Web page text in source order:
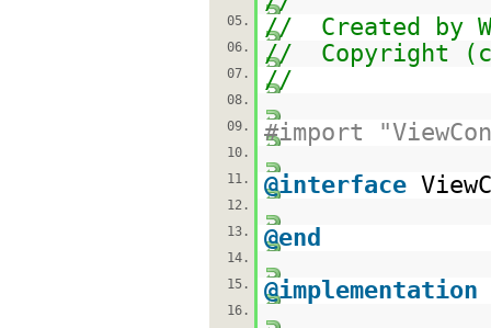
05. // Created by
06. // Copyright
07. //
08.
09.
#import
10.
11.
@interface
12.
13.
@end
14.
15.
@implementation
16.